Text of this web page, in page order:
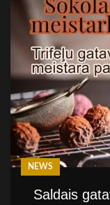
NEWS
Saldais